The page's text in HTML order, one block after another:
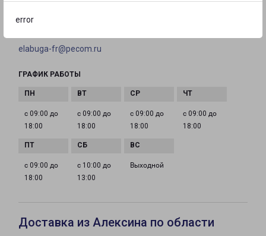
error
elabuga-fr@pecom.ru
ГРАФИК РАБОТЫ
с 09:00 до
18:00
с 09:00 до
18:00
с 09:00 до
18:00
с 09:00 до
18:00
с 09:00 до
18:00
с 10:00 до
13:00
Выходной
Доставка из Алексина по области